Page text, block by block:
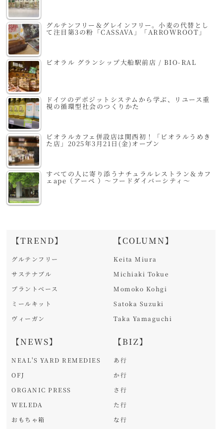
グルテンフリー＆グレインフリー。小麦の代替とし
て注目第3の粉「CASSAVA」「ARROWROOT」
ビオラル グランシップ大船駅前店 / BIO-RAL
ドイツのデポジットシステムから学ぶ、リユース重
視の循環型社会のつくりかた
ビオラルカフェ併設店は関西初！「ビオラルうめき
た店」2025年3月21日(金)オープン
すべての人に寄り添うナチュラルレストラン＆カフ
ェape（アーペ ）～フードダイバーシティ～
【TREND】
グルテンフリー
サステナブル
プラントベース
ミールキット
ヴィーガン
【NEWS】
NEAL'S YARD REMEDIES
OFJ
ORGANIC PRESS
WELEDA
おもちゃ箱
【COLUMN】
Keita Miura
Michiaki Tokue
Momoko Kohgi
Satoka Suzuki
Taka Yamaguchi
【BIZ】
あ行
か行
さ行
た行
な行